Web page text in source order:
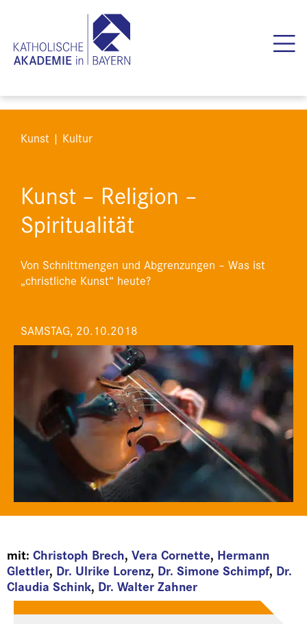
Kunst | Kultur
Kunst – Religion –
Spiritualität
Von Schnittmengen und Abgrenzungen – Was ist
„christliche Kunst“ heute?
SAMSTAG, 20.10.2018
mit: Christoph Brech, Vera Cornette, Hermann
Glettler, Dr. Ulrike Lorenz, Dr. Simone Schimpf, Dr.
Claudia Schink, Dr. Walter Zahner